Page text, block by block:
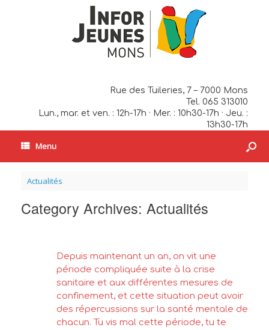
Rue des Tuileries, 7 – 7000 Mons
Tel. 065 313010
Lun., mar. et ven. : 12h-17h · Mer. : 10h30-17h · Jeu. :
13h30-17h
Menu
Actualités
Category Archives: Actualités
Depuis maintenant un an, on vit une
période compliquée suite à la crise
sanitaire et aux différentes mesures de
confinement, et cette situation peut avoir
des répercussions sur la santé mentale de
chacun. Tu vis mal cette période, tu te